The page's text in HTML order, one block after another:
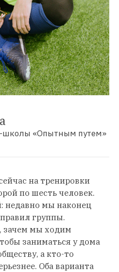
школы «Опытным путем»
на тренировки
по шесть человек.
недавно мы наконец
группы.
зачем мы ходим
заниматься у дома
а кто-то
Оба варианта